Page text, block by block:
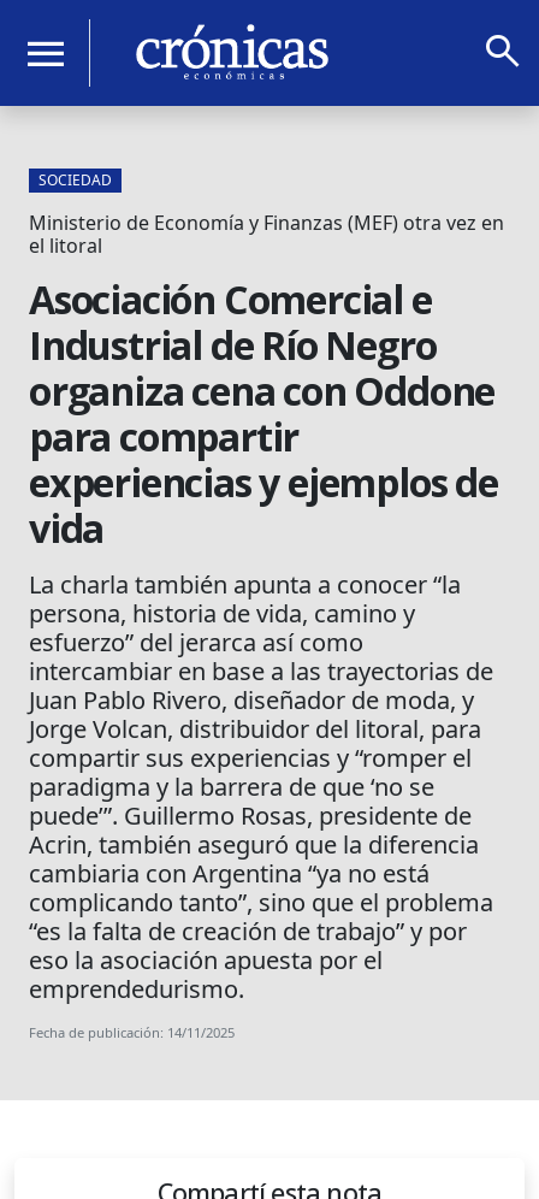
menu search
SOCIEDAD
Ministerio de Economía y Finanzas (MEF) otra vez en
el litoral
Asociación Comercial e
Industrial de Río Negro
organiza cena con Oddone
para compartir
experiencias y ejemplos de
vida
La charla también apunta a conocer “la
persona, historia de vida, camino y
esfuerzo” del jerarca así como
intercambiar en base a las trayectorias de
Juan Pablo Rivero, diseñador de moda, y
Jorge Volcan, distribuidor del litoral, para
compartir sus experiencias y “romper el
paradigma y la barrera de que ‘no se
puede’”. Guillermo Rosas, presidente de
Acrin, también aseguró que la diferencia
cambiaria con Argentina “ya no está
complicando tanto”, sino que el problema
“es la falta de creación de trabajo” y por
eso la asociación apuesta por el
emprendedurismo.
Fecha de publicación: 14/11/2025